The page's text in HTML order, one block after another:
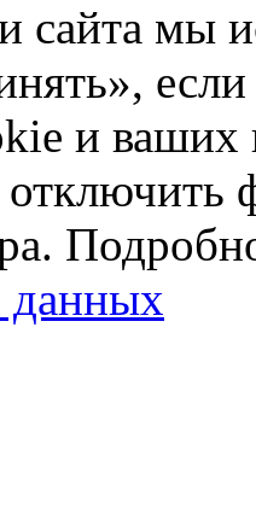
сайта мы
если
и
отключить
данных